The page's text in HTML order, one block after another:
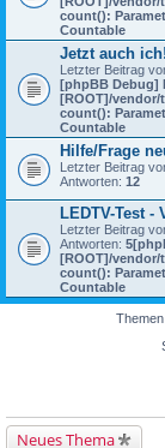
count():
Countable
Jetzt auch ich!
Letzter Beitrag
[phpBB Debug]
[ROOT]/
count():
Countable
Hilfe/Frage
Letzter Beitrag
Antworten: 12
LEDTV-Test -
Letzter Beitrag
Antworten: 5
[ROOT]/
count():
Countable
Neues Thema